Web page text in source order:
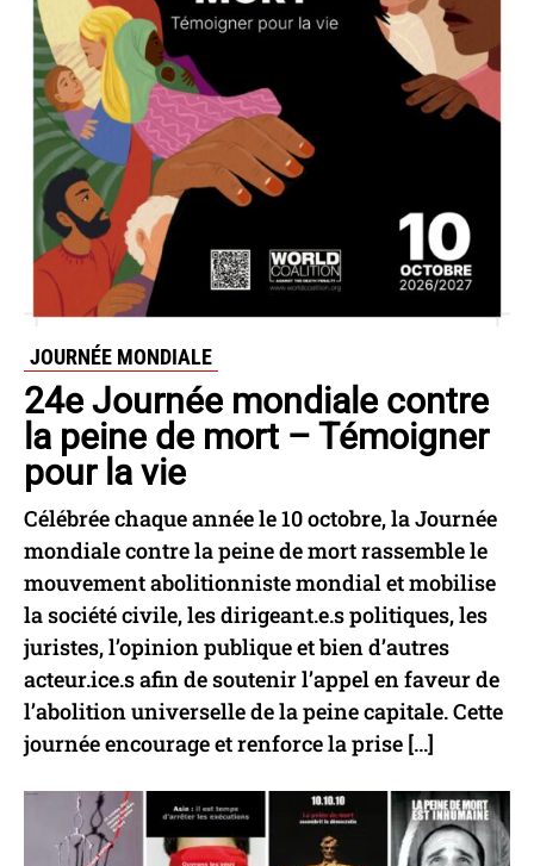
JOURNÉE MONDIALE
24e Journée mondiale contre
la peine de mort – Témoigner
pour la vie
Célébrée chaque année le 10 octobre, la Journée
mondiale contre la peine de mort rassemble le
mouvement abolitionniste mondial et mobilise
la société civile, les dirigeant.e.s politiques, les
juristes, l’opinion publique et bien d’autres
acteur.ice.s afin de soutenir l’appel en faveur de
l’abolition universelle de la peine capitale. Cette
journée encourage et renforce la prise […]